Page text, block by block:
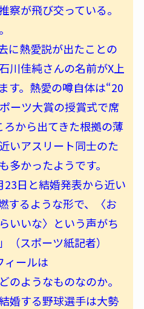
察が飛び交っている。
に熱愛説が出たことの
川佳純さんの名前がX上
す。熱愛の噂自体は“20
ーツ大賞の授賞式で席
から出てきた根拠の薄
いアスリート同士のた
多かったようです。
日と結婚発表から近い
するような形で、〈お
いいな〉という声がち
（スポーツ紙記者）
ィールは
ようなものなのか。
婚する野球選手は大勢